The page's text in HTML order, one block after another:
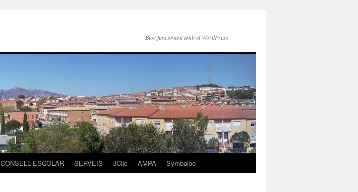
Bloc funcionant amb el WordPress
CONSELL ESCOLAR SERVEIS JClic AMPA Symbaloo